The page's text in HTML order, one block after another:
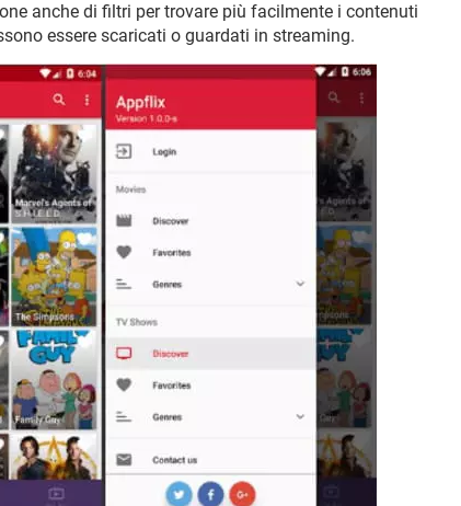
anche di filtri per trovare più facilmente i contenuti
essere scaricati o guardati in streaming.